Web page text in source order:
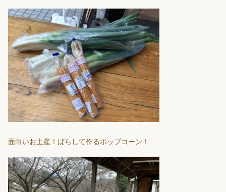
面白いお土産！ばらして作るポップコーン！